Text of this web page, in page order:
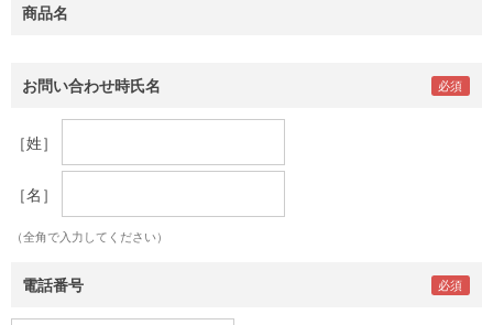
商品名
お問い合わせ時氏名
［姓］
［名］
（全角で入力してください）
電話番号